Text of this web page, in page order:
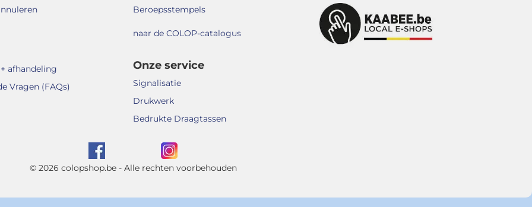
afhandeling
Vragen (FAQs)
Beroepsstempels
naar de COLOP-catalogus
Onze service
Signalisatie
Drukwerk
Bedrukte Draagtassen
© 2026 colopshop.be - Alle rechten voorbehouden